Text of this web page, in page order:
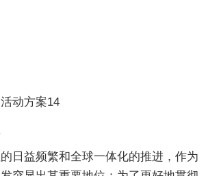
动方案14
日益频繁和全球一体化的推进，作为